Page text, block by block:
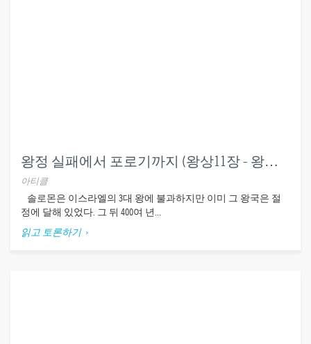
왕정 실패에서 포로기까지 (왕상11장 - 왕하25장; 대하10-36장)
아티클
솔로몬은 이스라엘의 3대 왕에 불과하지만 이미 그 왕국은 절
정에 달해 있었다. 그 뒤 400여 년...
읽고 토론하기